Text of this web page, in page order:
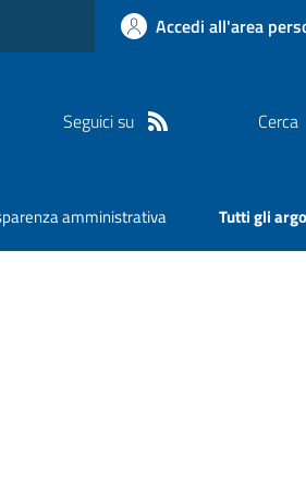
Accedi all'area
Seguici su Cerca
amministrativa Tutti gli